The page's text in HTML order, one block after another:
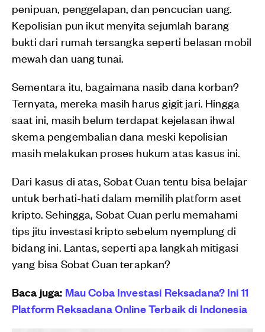
penipuan, penggelapan, dan pencucian uang.
Kepolisian pun ikut menyita sejumlah barang
bukti dari rumah tersangka seperti belasan mobil
mewah dan uang tunai.
Sementara itu, bagaimana nasib dana korban?
Ternyata, mereka masih harus gigit jari. Hingga
saat ini, masih belum terdapat kejelasan ihwal
skema pengembalian dana meski kepolisian
masih melakukan proses hukum atas kasus ini.
Dari kasus di atas, Sobat Cuan tentu bisa belajar
untuk berhati-hati dalam memilih platform aset
kripto. Sehingga, Sobat Cuan perlu memahami
tips jitu investasi kripto sebelum nyemplung di
bidang ini. Lantas, seperti apa langkah mitigasi
yang bisa Sobat Cuan terapkan?
Baca juga: Mau Coba Investasi Reksadana? Ini 11
Platform Reksadana Online Terbaik di Indonesia